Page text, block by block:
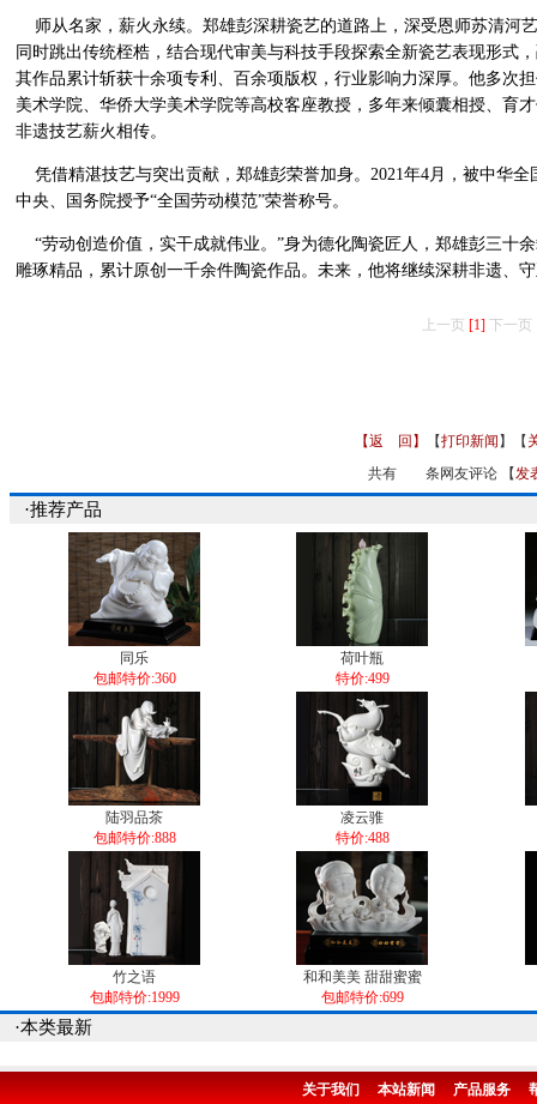
师从名家，薪火永续。郑雄彭深耕瓷艺的道路上，深受恩师苏清河
同时跳出传统桎梏，结合现代审美与科技手段探索全新瓷艺表现形式
其作品累计斩获十余项专利、百余项版权，行业影响力深厚。他多次
美术学院、华侨大学美术学院等高校客座教授，多年来倾囊相授、育
非遗技艺薪火相传。
凭借精湛技艺与突出贡献，郑雄彭荣誉加身。2021年4月，被中华全
中央、国务院授予“全国劳动模范”荣誉称号。
“劳动创造价值，实干成就伟业。”身为德化陶瓷匠人，郑雄彭三十
雕琢精品，累计原创一千余件陶瓷作品。未来，他将继续深耕非遗、
上一页 [1] 下一页
【返 回】 【打印新闻 】【
共有
条网友评论 【发
·推荐产品
同乐
包邮特价:360
荷叶瓶
特价:499
陆羽品茶
包邮特价:888
凌云骓
特价:488
竹之语
包邮特价:1999
和和美美 甜甜蜜蜜
包邮特价:699
·本类最新
关于我们 本站新闻 产品服务